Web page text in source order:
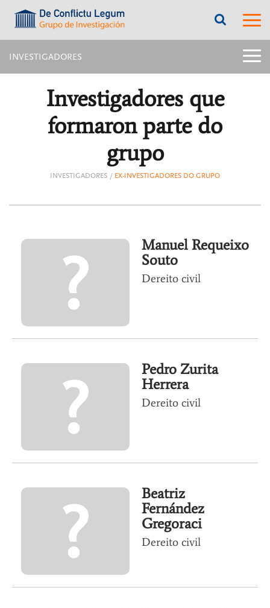
label.access.jump.content???
???
label.access.jump.header???
???
???
title:
Menú
INVESTIGADORES
Investigadores que
formaron parte do
grupo
INVESTIGADORES EX-INVESTIGADORES DO GRUPO
Manuel Requeixo
Souto
Dereito civil
Pedro Zurita
Herrera
Dereito civil
Beatriz
Fernández
Gregoraci
Dereito civil